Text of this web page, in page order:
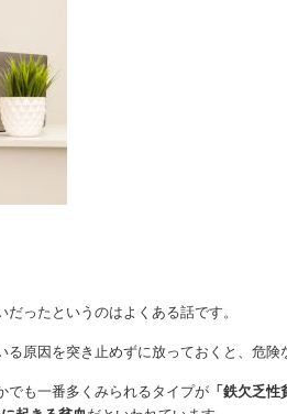
ったというのはよくある話です。
原因を突き止めずに放っておくと、危
でも一番多くみられるタイプが 「鉄欠乏性